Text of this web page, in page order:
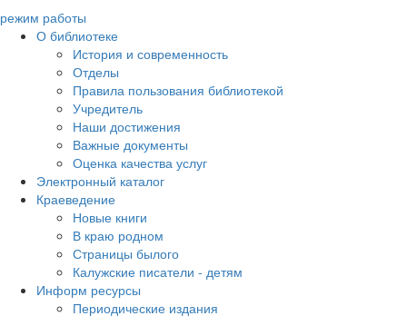
режим работы
О библиотеке
История и современность
Отделы
Правила пользования библиотекой
Учредитель
Наши достижения
Важные документы
Оценка качества услуг
Электронный каталог
Краеведение
Новые книги
В краю родном
Страницы былого
Калужские писатели - детям
Информ ресурсы
Периодические издания